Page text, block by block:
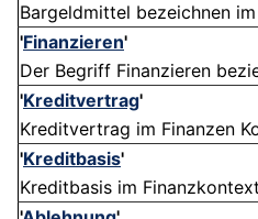
Bargeldmittel bezeichnen
'Finanzieren'
Der Begriff Finanzieren
'Kreditvertrag'
Kreditvertrag im Finanzen
'Kreditbasis'
Kreditbasis im